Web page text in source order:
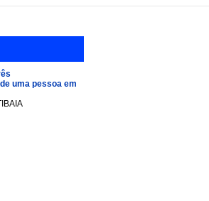
uma pessoa em